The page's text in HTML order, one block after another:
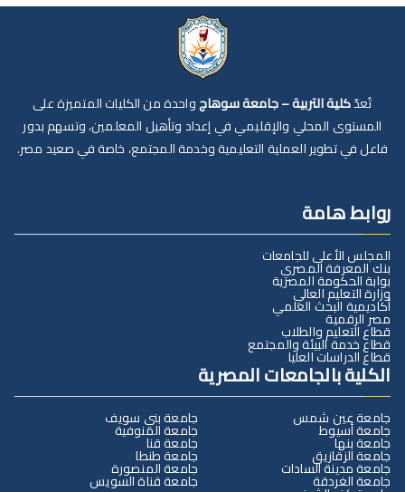
تُعدّكلية التربية – جامعة سوهاجواحدة من الكليات المتميزة على
المستوى المحلي والإقليمي في إعداد وتأهيل المعلمين، وتسهم بدور
فاعل في تطوير العملية التعليمية وخدمة المجتمع، خاصة في صعيد مصر.
روابط هامة
المجلس الأعلى للجامعات
بنك المعرفة المصري
بوابة الحكومة المصرية
وزارة التعليم العالي
أكاديمية البحث العلمي
مصر الرقمية
قطاع التعليم والطلاب
قطاع خدمة البيئة والمجتمع
قطاع الدراسات العليا
الكلية بالجامعات المصرية
جامعة عين شمس
جامعة أسيوط
جامعة بنها
جامعة الزقازيق
جامعة مدينة السادات
جامعة الغردقة
جامعة بني سويف
جامعة المنوفية
جامعة قنا
جامعة طنطا
جامعة المنصورة
جامعة قناة السويس